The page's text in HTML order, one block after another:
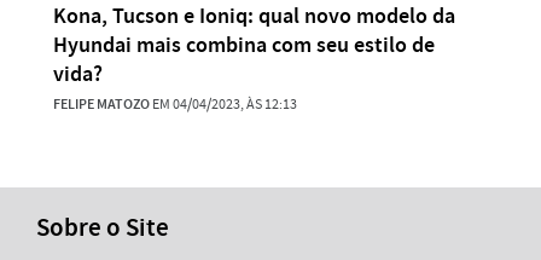
Kona, Tucson e Ioniq: qual novo modelo da
Hyundai mais combina com seu estilo de
vida?
FELIPE MATOZOEM 04/04/2023, ÀS 12:13
Sobre o Site